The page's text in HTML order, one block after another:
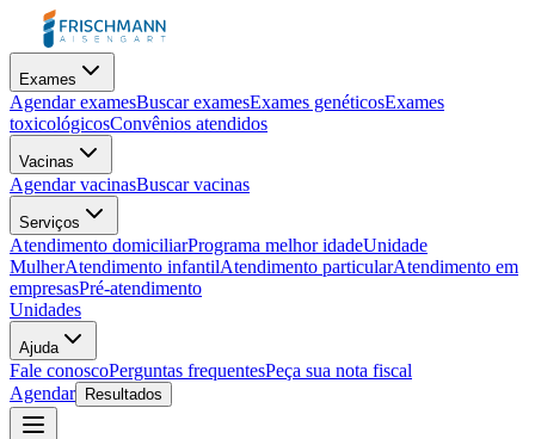
Exames
Agendar examesBuscar examesExames genéticosExames
toxicológicosConvênios atendidos
Vacinas
Agendar vacinasBuscar vacinas
Serviços
Atendimento domiciliarPrograma melhor idadeUnidade
MulherAtendimento infantilAtendimento particularAtendimento em
empresasPré-atendimento
Unidades
Ajuda
Fale conoscoPerguntas frequentesPeça sua nota fiscal
Agendar
Resultados